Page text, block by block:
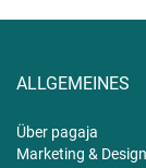
ALLGEMEINES
Über pagaja
Marketing & Design